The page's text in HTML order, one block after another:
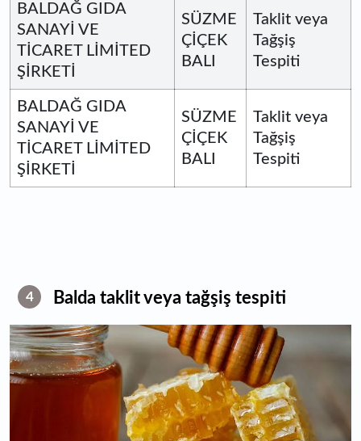
BALDAĞ GIDA
SANAYİ VE
TİCARET LİMİTED
ŞİRKETİ
SÜZME
ÇİÇEK
BALI
Taklit veya
Tağşiş
Tespiti
BALDAĞ GIDA
SANAYİ VE
TİCARET LİMİTED
ŞİRKETİ
SÜZME
ÇİÇEK
BALI
Taklit veya
Tağşiş
Tespiti
4 Balda taklit veya tağşiş tespiti